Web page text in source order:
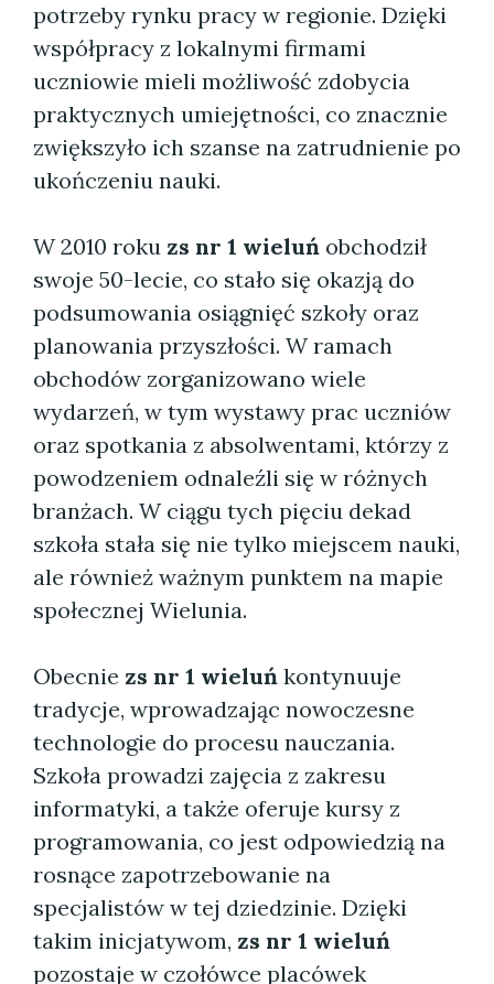
potrzeby rynku pracy w regionie. Dzięki
współpracy z lokalnymi firmami
uczniowie mieli możliwość zdobycia
praktycznych umiejętności, co znacznie
zwiększyło ich szanse na zatrudnienie po
ukończeniu nauki.
W 2010 roku zs nr 1 wieluń obchodził
swoje 50-lecie, co stało się okazją do
podsumowania osiągnięć szkoły oraz
planowania przyszłości. W ramach
obchodów zorganizowano wiele
wydarzeń, w tym wystawy prac uczniów
oraz spotkania z absolwentami, którzy z
powodzeniem odnaleźli się w różnych
branżach. W ciągu tych pięciu dekad
szkoła stała się nie tylko miejscem nauki,
ale również ważnym punktem na mapie
społecznej Wielunia.
Obecnie zs nr 1 wieluń kontynuuje
tradycje, wprowadzając nowoczesne
technologie do procesu nauczania.
Szkoła prowadzi zajęcia z zakresu
informatyki, a także oferuje kursy z
programowania, co jest odpowiedzią na
rosnące zapotrzebowanie na
specjalistów w tej dziedzinie. Dzięki
takim inicjatywom, zs nr 1 wieluń
pozostaje w czołówce placówek